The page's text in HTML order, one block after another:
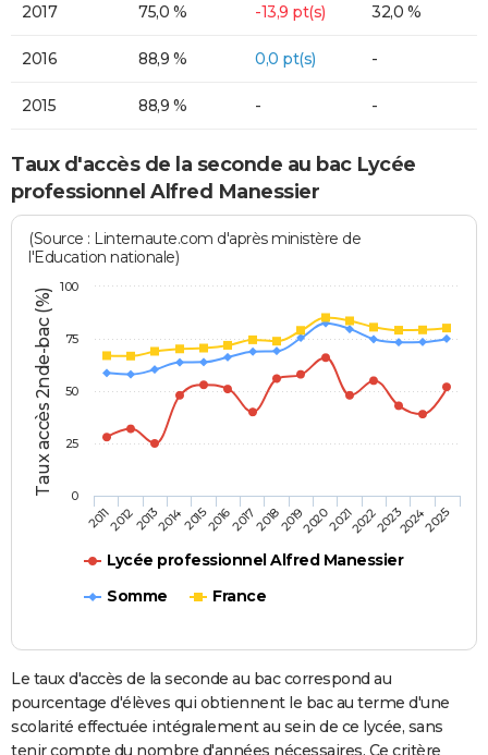
2017 75,0 % -13,9 pt(s) 32,0 %
2016 88,9 % 0,0 pt(s) -
2015 88,9 % - -
Taux d'accès de la seconde au bac Lycée
professionnel Alfred Manessier
Taux accès 2nde-bac (%)
(Source : Linternaute.com d'après ministère de
l'Education nationale)
Lycée professionnel Alfred Manessier
Somme
France
201120122013201420152016201720182019202020212022202320242025
0
25
50
75
100
Le taux d'accès de la seconde au bac correspond au
pourcentage d'élèves qui obtiennent le bac au terme d'une
scolarité effectuée intégralement au sein de ce lycée, sans
tenir compte du nombre d'années nécessaires. Ce critère